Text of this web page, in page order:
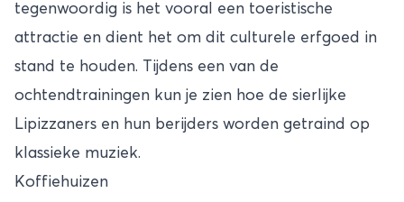
tegenwoordig is het vooral een toeristische
attractie en dient het om dit culturele erfgoed in
stand te houden. Tijdens een van de
ochtendtrainingen kun je zien hoe de sierlijke
Lipizzaners en hun berijders worden getraind op
klassieke muziek.
Koffiehuizen